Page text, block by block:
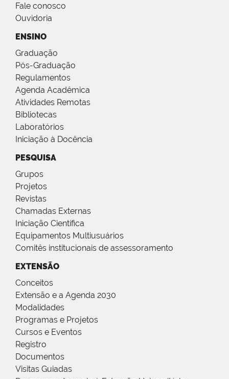
Fale conosco
Ouvidoria
ENSINO
Graduação
Pós-Graduação
Regulamentos
Agenda Acadêmica
Atividades Remotas
Bibliotecas
Laboratórios
Iniciação à Docência
PESQUISA
Grupos
Projetos
Revistas
Chamadas Externas
Iniciação Científica
Equipamentos Multiusuários
Comitês institucionais de assessoramento
EXTENSÃO
Conceitos
Extensão e a Agenda 2030
Modalidades
Programas e Projetos
Cursos e Eventos
Registro
Documentos
Visitas Guiadas